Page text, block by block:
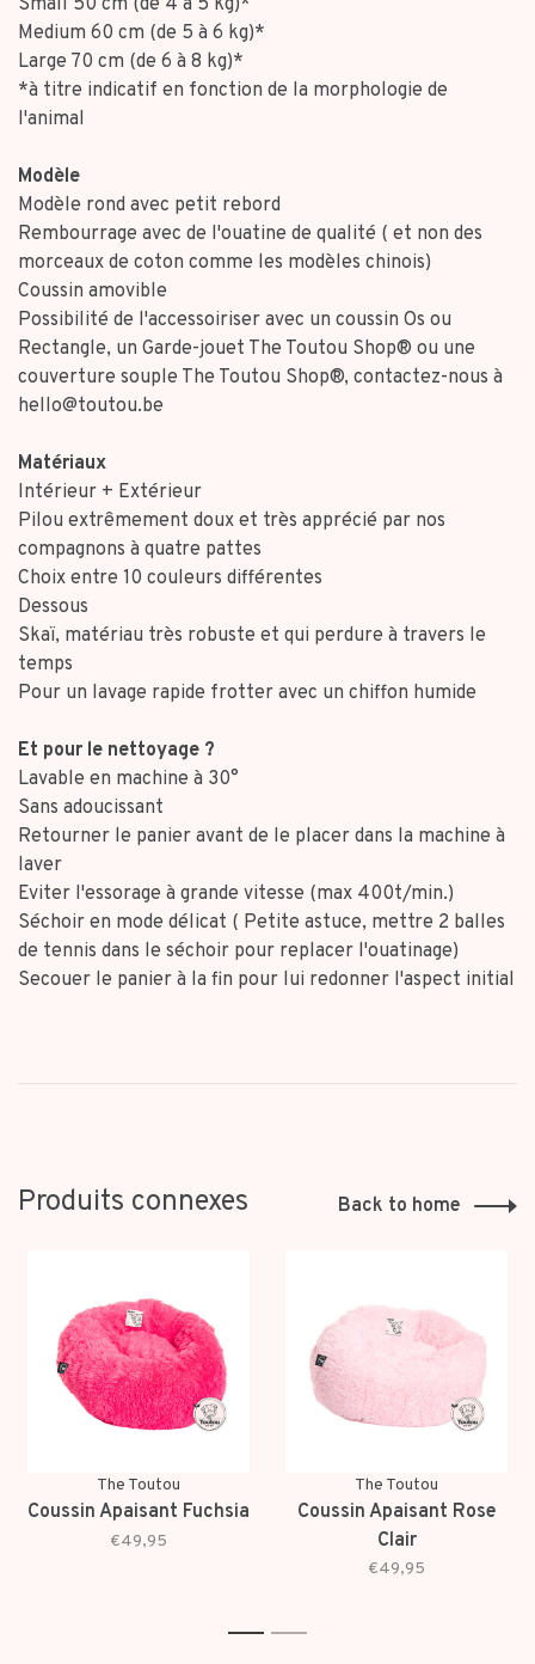
Small 50 cm (de 4 à 5 kg)*
Medium 60 cm (de 5 à 6 kg)*
Large 70 cm (de 6 à 8 kg)*
*à titre indicatif en fonction de la morphologie de
l'animal
Modèle
Modèle rond avec petit rebord
Rembourrage avec de l'ouatine de qualité ( et non des
morceaux de coton comme les modèles chinois)
Coussin amovible
Possibilité de l'accessoiriser avec un coussin Os ou
Rectangle, un Garde-jouet The Toutou Shop® ou une
couverture souple The Toutou Shop®, contactez-nous à
hello@toutou.be
Matériaux
Intérieur + Extérieur
Pilou extrêmement doux et très apprécié par nos
compagnons à quatre pattes
Choix entre 10 couleurs différentes
Dessous
Skaï, matériau très robuste et qui perdure à travers le
temps
Pour un lavage rapide frotter avec un chiffon humide
Et pour le nettoyage ?
Lavable en machine à 30°
Sans adoucissant
Retourner le panier avant de le placer dans la machine à
laver
Eviter l'essorage à grande vitesse (max 400t/min.)
Séchoir en mode délicat ( Petite astuce, mettre 2 balles
de tennis dans le séchoir pour replacer l'ouatinage)
Secouer le panier à la fin pour lui redonner l'aspect initial
Produits connexes Back to home
The Toutou
Coussin Apaisant Fuchsia
€49,95
The Toutou
Coussin Apaisant Rose
Clair
€49,95
1 2